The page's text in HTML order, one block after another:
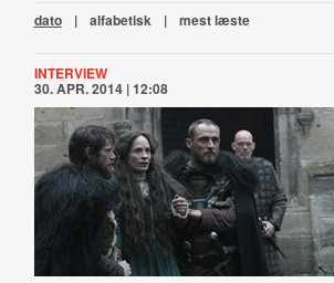
dato | alfabetisk | mest læste
INTERVIEW
30. APR. 2014 | 12:08